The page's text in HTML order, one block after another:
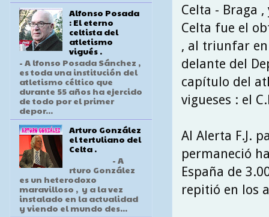
Celta - Braga
Celta fue el
, al triunfar en
delante del
capítulo del
vigueses : el
Al Alerta F.J.
permaneció
España de
repitió en los
Alfonso Posada
: El eterno
celtista del
atletismo
vigués .
- A lfonso Posada Sánchez ,
es toda una institución del
atletismo céltico que
durante 55 años ha ejercido
de todo por el primer
depor...
Arturo González
el tertuliano del
Celta .
- A
rturo González
es un heterodoxo
maravilloso , y a la vez
instalado en la actualidad
y viendo el mundo des...